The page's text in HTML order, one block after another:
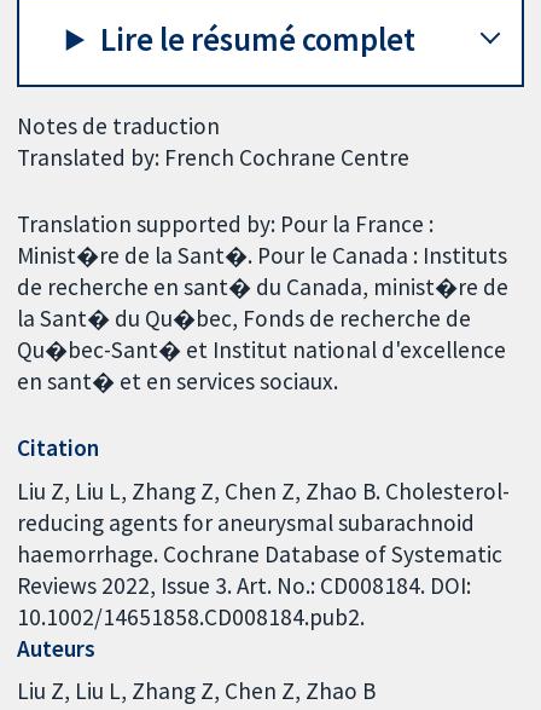
Lire le résumé complet
Notes de traduction
Translated by: French Cochrane Centre
Translation supported by: Pour la France :
Minist�re de la Sant�. Pour le Canada : Instituts
de recherche en sant� du Canada, minist�re de
la Sant� du Qu�bec, Fonds de recherche de
Qu�bec-Sant� et Institut national d'excellence
en sant� et en services sociaux.
Citation
Liu Z, Liu L, Zhang Z, Chen Z, Zhao B. Cholesterol-
reducing agents for aneurysmal subarachnoid
haemorrhage. Cochrane Database of Systematic
Reviews 2022, Issue 3. Art. No.: CD008184. DOI:
10.1002/14651858.CD008184.pub2.
Auteurs
Liu Z Liu L Zhang Z Chen Z Zhao B